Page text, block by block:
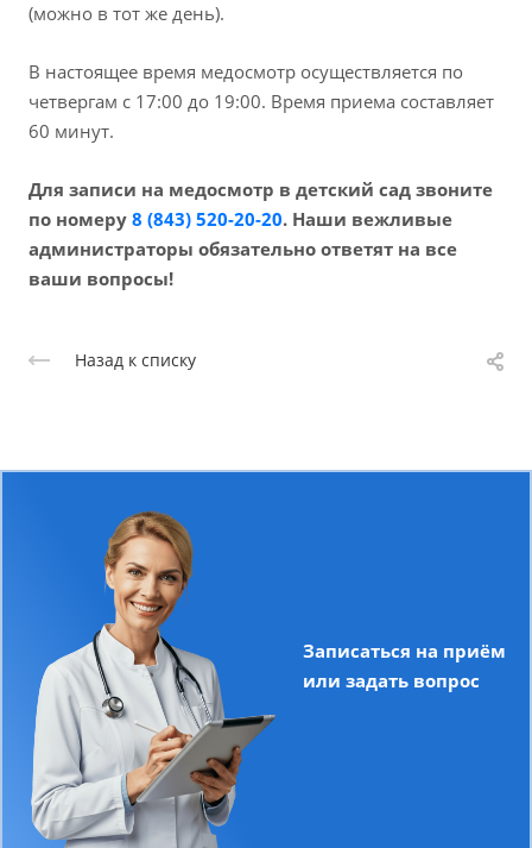
(можно в тот же день).
В настоящее время медосмотр осуществляется по
четвергам с 17:00 до 19:00. Время приема составляет
60 минут.
Для записи на медосмотр в детский сад звоните
по номеру 8 (843) 520-20-20. Наши вежливые
администраторы обязательно ответят на все
ваши вопросы!
Назад к списку
Записаться на приём
или задать вопрос